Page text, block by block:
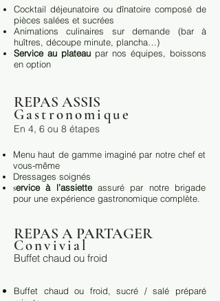
Cocktail déjeunatoire ou dînatoire composé de
pièces salées et sucrées
Animations culinaires sur demande (bar à
huîtres, découpe minute, plancha…)
Service au plateau par nos équipes, boissons
en option
REPAS ASSIS
Gastronomique
En 4, 6 ou 8 étapes
Menu haut de gamme imaginé par notre chef et
vous-même
Dressages soignés
service à l’assiette assuré par notre brigade
pour une expérience gastronomique complète.
REPAS A PARTAGER
Convivial
Buffet chaud ou froid
Buffet chaud ou froid, sucré / salé préparé